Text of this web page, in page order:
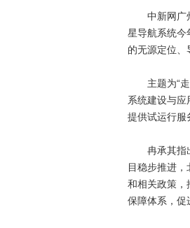
中新网广州
星导航系统今
的无源定位、
主题为“走
系统建设与应
提供试运行服
冉承其指出
目稳步推进
和相关政策，
保障体系，促